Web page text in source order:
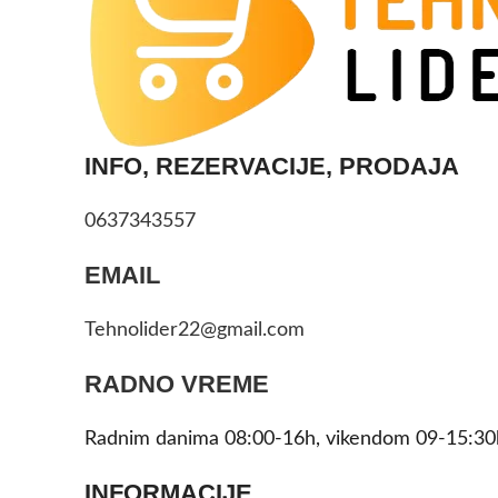
INFO, REZERVACIJE, PRODAJA
0637343557
EMAIL
Tehnolider22@gmail.com
RADNO VREME
Radnim danima 08:00-16h, vikendom 09-